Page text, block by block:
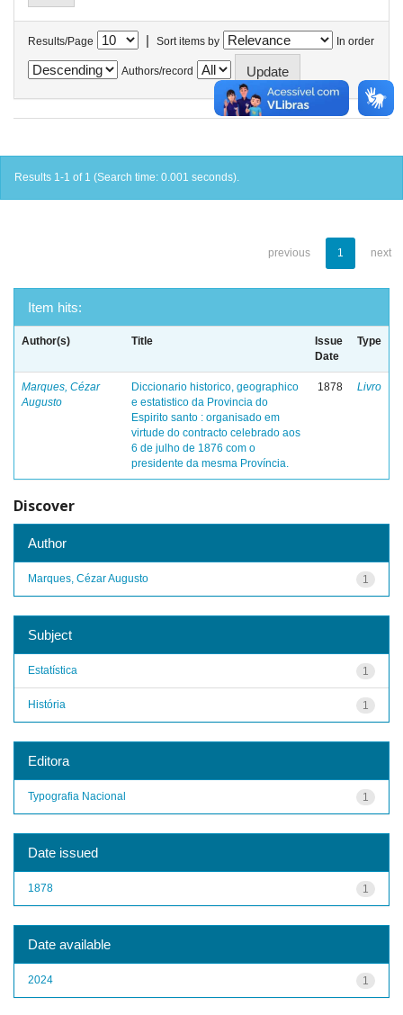
Results/Page | Sort items by In order
Authors/record
Results 1-1 of 1 (Search time: 0.001 seconds).
previous 1 next
Item hits:
Author(s) Title
Issue
Date
Type
Marques, Cézar
Augusto
Diccionario historico, geographico
e estatistico da Provincia do
Espirito santo : organisado em
virtude do contracto celebrado aos
6 de julho de 1876 com o
presidente da mesma Província.
1878 Livro
Discover
Author
1
Marques, Cézar Augusto
Subject
1
Estatística
1
História
Editora
1
Typografia Nacional
Date issued
1
1878
Date available
1
2024